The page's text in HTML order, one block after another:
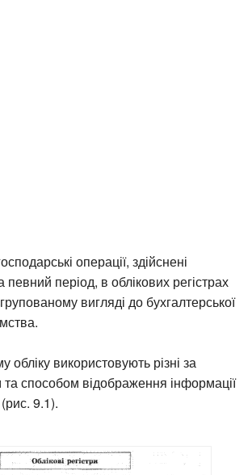
операції, здійснені
період, в облікових регістрах
вигляді до бухгалтерської
обліку використовують різні за
способом відображення інформації
(рис. 9.1).